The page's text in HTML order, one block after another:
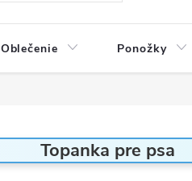
Oblečenie Ponožky
Topanka pre psa